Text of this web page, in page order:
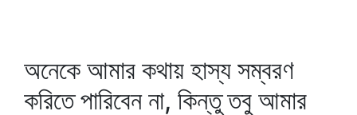
অনেকে আমার কথায় হাস্য সম্বরণ
করিতে পারিবেন না, কিন্তু তবু আমার